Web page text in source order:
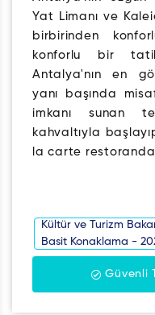
Yat Limanı ve
birbirinden
konforlu bir
Antalya'nın en
yanı başında
imkanı sunan
kahvaltıyla
la carte
Kültür ve Turizm
Basit Konaklama -
Güvenli